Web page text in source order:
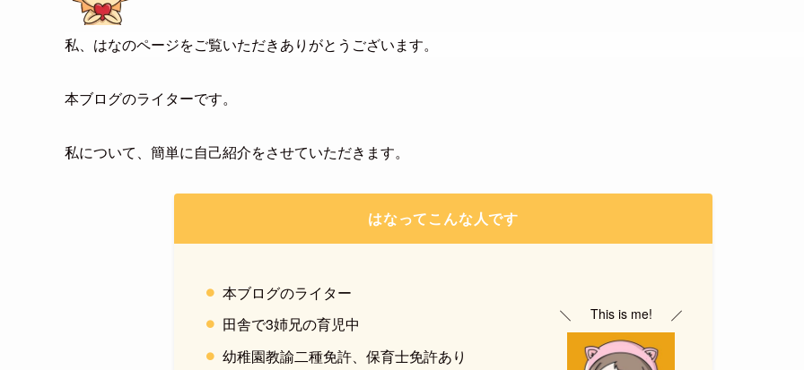
私、はなのページをご覧いただきありがとうございます。
本ブログのライターです。
私について、簡単に自己紹介をさせていただきます。
はなってこんな人です
本ブログのライター
田舎で3姉兄の育児中
幼稚園教諭二種免許、保育士免許あり
This is me!